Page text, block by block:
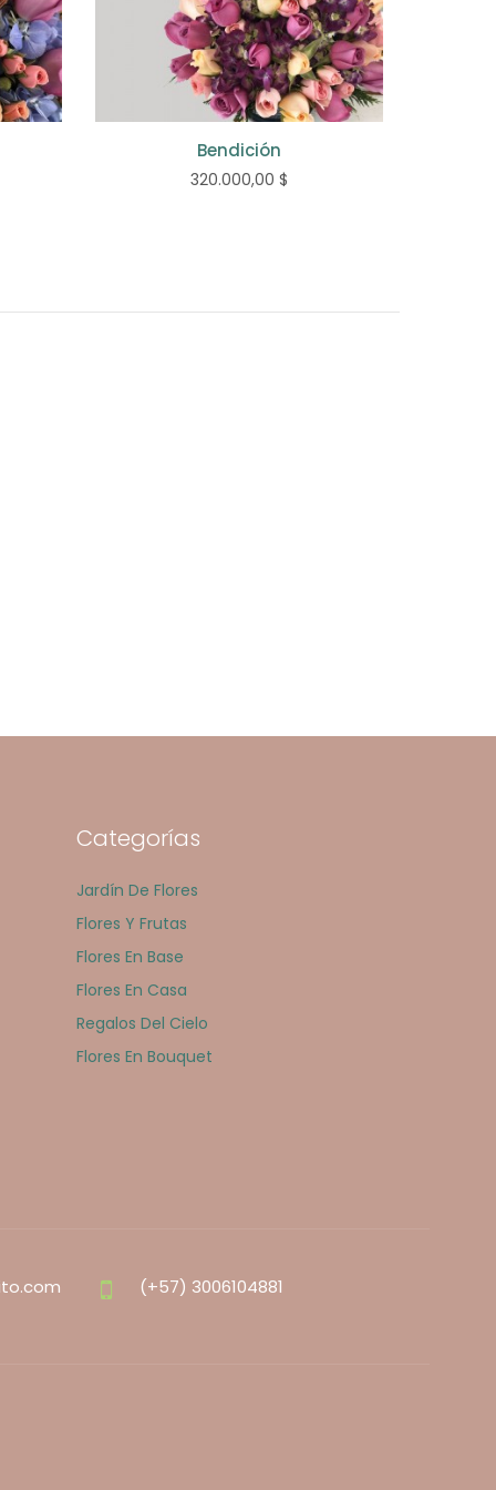
Bendición
320.000,00 $
Categorías
Jardín De Flores
Flores Y Frutas
Flores En Base
Flores En Casa
Regalos Del Cielo
Flores En Bouquet
(+57) 3006104881